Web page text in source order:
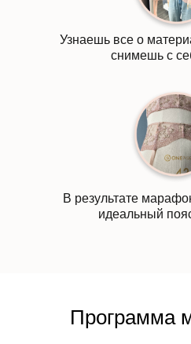
Узнаешь все о
снимешь с
В результате
идеальный
Программа